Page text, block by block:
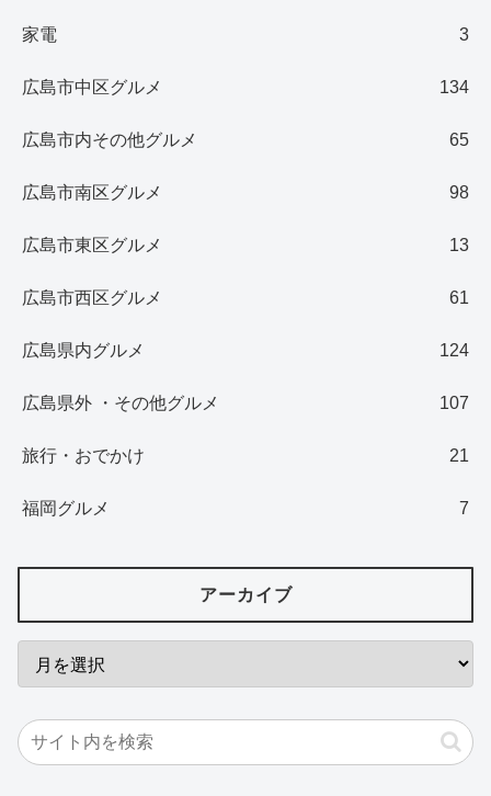
家電 3
広島市中区グルメ 134
広島市内その他グルメ 65
広島市南区グルメ 98
広島市東区グルメ 13
広島市西区グルメ 61
広島県内グルメ 124
広島県外 ・その他グルメ 107
旅行・おでかけ 21
福岡グルメ 7
アーカイブ